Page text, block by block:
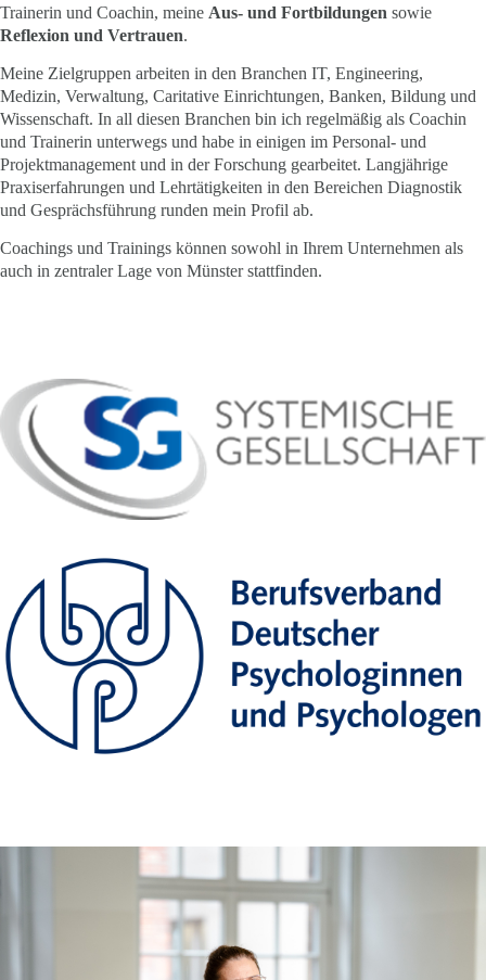
Trainerin und Coachin, meine Aus- und Fortbildungen sowie
Reflexion und Vertrauen.
Meine Zielgruppen arbeiten in den Branchen IT, Engineering,
Medizin, Verwaltung, Caritative Einrichtungen, Banken, Bildung und
Wissenschaft. In all diesen Branchen bin ich regelmäßig als Coachin
und Trainerin unterwegs und habe in einigen im Personal- und
Projektmanagement und in der Forschung gearbeitet. Langjährige
Praxiserfahrungen und Lehrtätigkeiten in den Bereichen Diagnostik
und Gesprächsführung runden mein Profil ab.
Coachings und Trainings können sowohl in Ihrem Unternehmen als
auch in zentraler Lage von Münster stattfinden.